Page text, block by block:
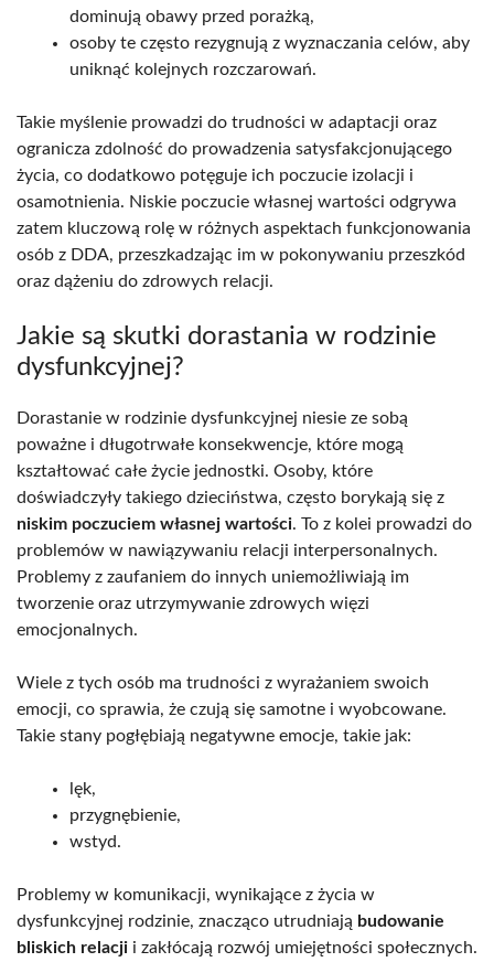
dominują obawy przed porażką,
osoby te często rezygnują z wyznaczania celów, aby
uniknąć kolejnych rozczarowań.
Takie myślenie prowadzi do trudności w adaptacji oraz
ogranicza zdolność do prowadzenia satysfakcjonującego
życia, co dodatkowo potęguje ich poczucie izolacji i
osamotnienia. Niskie poczucie własnej wartości odgrywa
zatem kluczową rolę w różnych aspektach funkcjonowania
osób z DDA, przeszkadzając im w pokonywaniu przeszkód
oraz dążeniu do zdrowych relacji.
Jakie są skutki dorastania w rodzinie
dysfunkcyjnej?
Dorastanie w rodzinie dysfunkcyjnej niesie ze sobą
poważne i długotrwałe konsekwencje, które mogą
kształtować całe życie jednostki. Osoby, które
doświadczyły takiego dzieciństwa, często borykają się z
niskim poczuciem własnej wartości. To z kolei prowadzi do
problemów w nawiązywaniu relacji interpersonalnych.
Problemy z zaufaniem do innych uniemożliwiają im
tworzenie oraz utrzymywanie zdrowych więzi
emocjonalnych.
Wiele z tych osób ma trudności z wyrażaniem swoich
emocji, co sprawia, że czują się samotne i wyobcowane.
Takie stany pogłębiają negatywne emocje, takie jak:
lęk,
przygnębienie,
wstyd.
Problemy w komunikacji, wynikające z życia w
dysfunkcyjnej rodzinie, znacząco utrudniają budowanie
bliskich relacji i zakłócają rozwój umiejętności społecznych.